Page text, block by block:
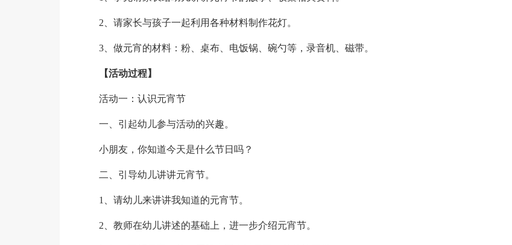
2、请家长与孩子一起利用各种材料制作花灯。
3、做元宵的材料：粉、桌布、电饭锅、碗勺等，录音机、磁带。
【活动过程】
活动一：认识元宵节
一、引起幼儿参与活动的兴趣。
小朋友，你知道今天是什么节日吗？
二、引导幼儿讲讲元宵节。
1、请幼儿来讲讲我知道的元宵节。
2、教师在幼儿讲述的基础上，进一步介绍元宵节。